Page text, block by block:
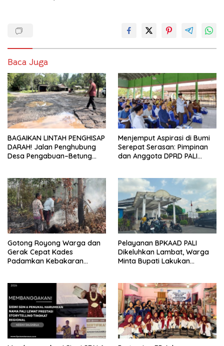
Baca Juga
BAGAIKAN LINTAH PENGHISAP
DARAH! Jalan Penghubung
Desa Pengabuan–Betung
Kerok
Menjemput Aspirasi di Bumi
Serepat Serasan: Pimpinan
dan Anggota DPRD PALI
Melalui Reses Ke-2 Tahun
2026
Gotong Royong Warga dan
Gerak Cepat Kades
Padamkan Kebakaran
Pelayanan BPKAAD PALI
Dikeluhkan Lambat, Warga
Minta Bupati Lakukan